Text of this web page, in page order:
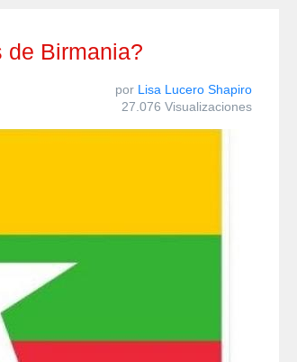
de Birmania?
por Lisa Lucero Shapiro
27.076 Visualizaciones